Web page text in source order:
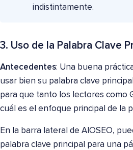
indistintamente.
3. Uso de la Palabra Clave
Antecedentes: Una buena
usar bien su palabra clave
para que tanto los lectores como
cuál es el enfoque principal de la
En la barra lateral de AIOSEO,
palabra clave principal para una